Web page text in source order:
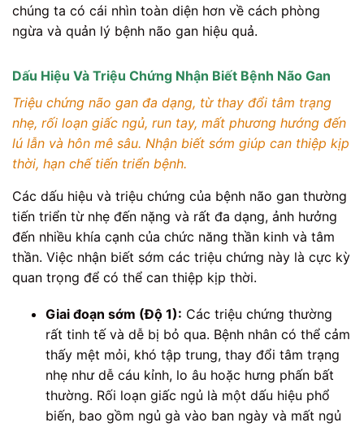
chúng ta có cái nhìn toàn diện hơn về cách phòng
ngừa và quản lý bệnh não gan hiệu quả.
Dấu Hiệu Và Triệu Chứng Nhận Biết Bệnh Não Gan
Triệu chứng não gan đa dạng, từ thay đổi tâm trạng
nhẹ, rối loạn giấc ngủ, run tay, mất phương hướng đến
lú lẫn và hôn mê sâu. Nhận biết sớm giúp can thiệp kịp
thời, hạn chế tiến triển bệnh.
Các dấu hiệu và triệu chứng của bệnh não gan thường
tiến triển từ nhẹ đến nặng và rất đa dạng, ảnh hưởng
đến nhiều khía cạnh của chức năng thần kinh và tâm
thần. Việc nhận biết sớm các triệu chứng này là cực kỳ
quan trọng để có thể can thiệp kịp thời.
Giai đoạn sớm (Độ 1): Các triệu chứng thường
rất tinh tế và dễ bị bỏ qua. Bệnh nhân có thể cảm
thấy mệt mỏi, khó tập trung, thay đổi tâm trạng
nhẹ như dễ cáu kỉnh, lo âu hoặc hưng phấn bất
thường. Rối loạn giấc ngủ là một dấu hiệu phổ
biến, bao gồm ngủ gà vào ban ngày và mất ngủ